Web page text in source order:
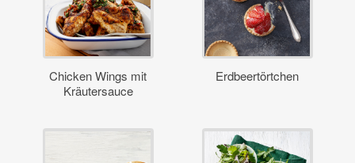
Chicken Wings mit
Kräutersauce
Erdbeertörtchen